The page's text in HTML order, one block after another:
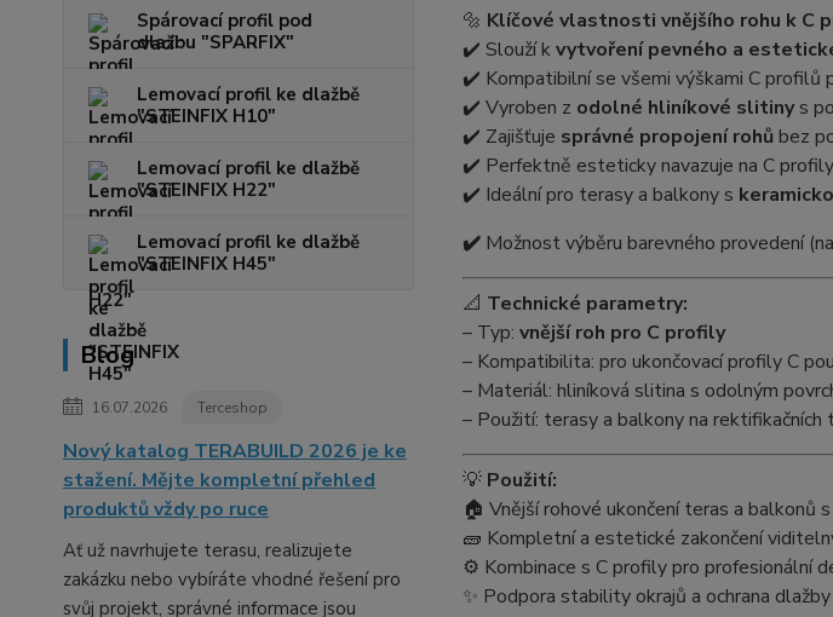
Spárovací profil pod
dlažbu "SPARFIX"
Lemovací profil ke dlažbě
"STEINFIX H10"
Lemovací profil ke dlažbě
"STEINFIX H22"
Lemovací profil ke dlažbě
"STEINFIX H45"
Blog
16.07.2026 Terceshop
Nový katalog TERABUILD 2026 je ke
stažení. Mějte kompletní přehled
produktů vždy po ruce
Ať už navrhujete terasu, realizujete
zakázku nebo vybíráte vhodné řešení pro
svůj projekt, správné informace jsou
🔩 Klíčové vlastnosti vnějšího rohu k C
✔️ Slouží k vytvoření pevného a
✔️ Kompatibilní se všemi výškami C profilů
✔️ Vyroben z odolné hliníkové slitinys
✔️ Zajišťuje správné propojení rohů bez
✔️ Perfektně esteticky navazuje na C
✔️ Ideální pro terasy a balkony s
✔️ Možnost výběru barevného provedení
📐 Technické parametry:
– Typ: vnější roh pro C profily
– Kompatibilita: pro ukončovací profily C
– Materiál: hliníková slitina s odolným
– Použití: terasy a balkony na rektifikačních
💡 Použití:
🏠 Vnější rohové ukončení teras a balkonů
🧱 Kompletní a estetické zakončení
⚙️ Kombinace s C profily pro profesionální
✨ Podpora stability okrajů a ochrana